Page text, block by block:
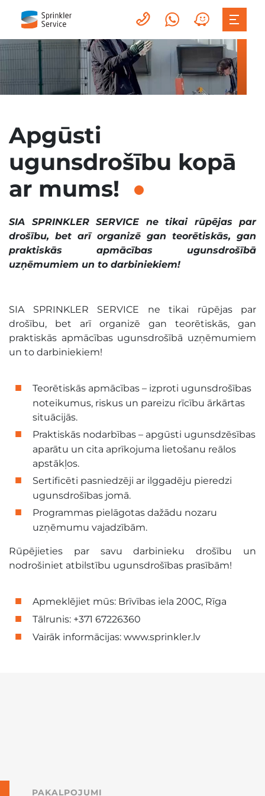
Apgūsti
ugunsdrošību kopā
ar mums!
SIA SPRINKLER SERVICE ne tikai rūpējas par
drošību, bet arī organizē gan teorētiskās, gan
praktiskās apmācības ugunsdrošībā
uzņēmumiem un to darbiniekiem!
SIA SPRINKLER SERVICE ne tikai rūpējas par
drošību, bet arī organizē gan teorētiskās, gan
praktiskās apmācības ugunsdrošībā uzņēmumiem
un to darbiniekiem!
Teorētiskās apmācības – izproti ugunsdrošības
noteikumus, riskus un pareizu rīcību ārkārtas
situācijās.
Praktiskās nodarbības – apgūsti ugunsdzēsības
aparātu un cita aprīkojuma lietošanu reālos
apstākļos.
Sertificēti pasniedzēji ar ilggadēju pieredzi
ugunsdrošības jomā.
Programmas pielāgotas dažādu nozaru
uzņēmumu vajadzībām.
Rūpējieties par savu darbinieku drošību un
nodrošiniet atbilstību ugunsdrošības prasībām!
Apmeklējiet mūs: Brīvības iela 200C, Rīga
Tālrunis: +371 67226360
Vairāk informācijas: www.sprinkler.lv
PAKALPOJUMI